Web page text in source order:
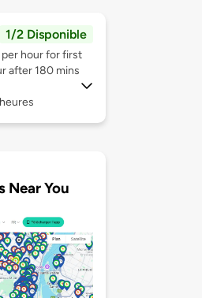
1/2 Disponible
per hour for first
after 180 mins
Near You